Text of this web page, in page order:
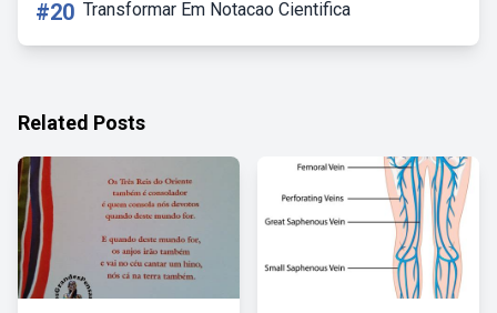
#20 Transformar Em Notacao Cientifica
Related Posts